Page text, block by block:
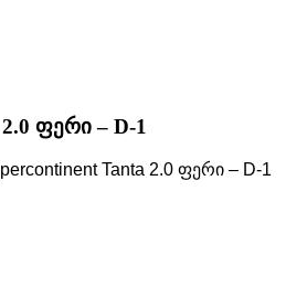
ფერი – D-1
Tanta 2.0 ფერი – D-1